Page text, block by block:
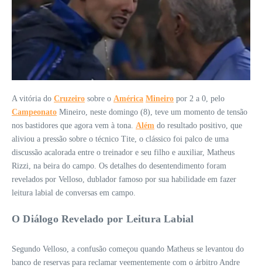
A vitória do Cruzeiro sobre o América Mineiro por 2 a 0, pelo
Campeonato Mineiro, neste domingo (8), teve um momento de tensão
nos bastidores que agora vem à tona. Além do resultado positivo, que
aliviou a pressão sobre o técnico Tite, o clássico foi palco de uma
discussão acalorada entre o treinador e seu filho e auxiliar, Matheus
Rizzi, na beira do campo. Os detalhes do desentendimento foram
revelados por Velloso, dublador famoso por sua habilidade em fazer
leitura labial de conversas em campo.
O Diálogo Revelado por Leitura Labial
Segundo Velloso, a confusão começou quando Matheus se levantou do
banco de reservas para reclamar veementemente com o árbitro Andre